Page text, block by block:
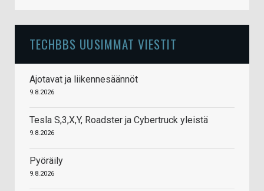
TECHBBS UUSIMMAT VIESTIT
Ajotavat ja liikennesäännöt
9.8.2026
Tesla S,3,X,Y, Roadster ja Cybertruck yleistä
9.8.2026
Pyöräily
9.8.2026